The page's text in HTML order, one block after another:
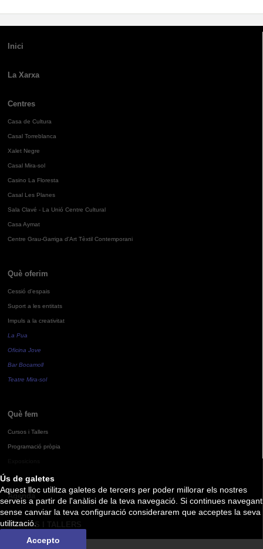
Ús de galetes
Aquest lloc utilitza galetes de tercers per poder millorar els nostres
serveis a partir de l'anàlisi de la teva navegació. Si continues navegant
sense canviar la teva configuració considerarem que acceptes la seva
utilització.
Accepto
Inici
La Xarxa
Centres
Casa de Cultura
Casal Torreblanca
Xalet Negre
Casal Mira-sol
Casino La Floresta
Casal Les Planes
Sala Clavé - La Unió Centre Cultural
Casa Aymat
Centre Grau-Garriga d'Art Tèxtil Contemporani
Què oferim
Cessió d'espais
Suport a les entitats
Impuls a la creativitat
La Pua
Oficina Jove
Bar Bocamoll
Teatre Mira-sol
Què fem
Cursos i Tallers
Programació pròpia
Agenda
CURSOS I TALLERS